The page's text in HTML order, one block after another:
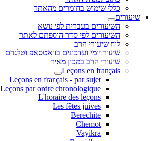
כללי שימוש בחומרים מהאתר
שיעורים
השיעורים בעברית לפי נושא
השיעורים לפי סדר הוספתם לאתר
לוח שיעורי הרב
שיעור יומי ועדכונים בוואטסאפ וטלגרם
שיעורי הרב במכון מאיר
Leçons en français
Leçons en français - par sujet
Leçons par ordre chronologique
L'horaire des leçons
Les fêtes juives
Berechite
Chemot
Vayikra